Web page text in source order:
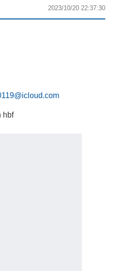
2023/10/20 22:37:30
hbf